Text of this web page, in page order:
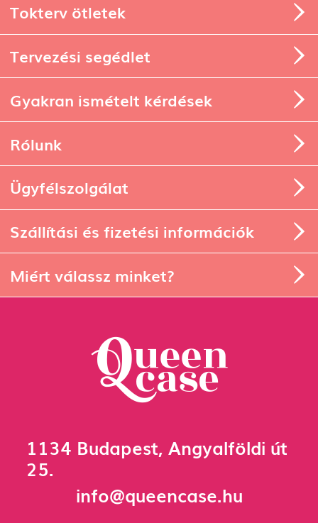
Tokterv ötletek
Tervezési segédlet
Gyakran ismételt kérdések
Rólunk
Ügyfélszolgálat
Szállítási és fizetési információk
Miért válassz minket?
1134 Budapest, Angyalföldi út
25.
info@queencase.hu